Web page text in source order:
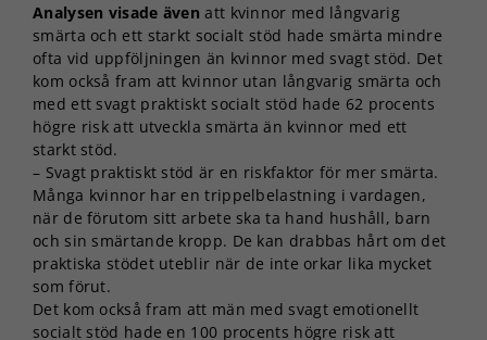
Analysen visade även att kvinnor med långvarig
smärta och ett starkt socialt stöd hade smärta mindre
ofta vid uppföljningen än kvinnor med svagt stöd. Det
kom också fram att kvinnor utan långvarig smärta och
med ett svagt praktiskt socialt stöd hade 62 procents
högre risk att utveckla smärta än kvinnor med ett
starkt stöd.
– Svagt praktiskt stöd är en riskfaktor för mer smärta.
Många kvinnor har en trippelbelastning i vardagen,
när de förutom sitt arbete ska ta hand hushåll, barn
och sin smärtande kropp. De kan drabbas hårt om det
praktiska stödet uteblir när de inte orkar lika mycket
som förut.
Det kom också fram att män med svagt emotionellt
socialt stöd hade en 100 procents högre risk att